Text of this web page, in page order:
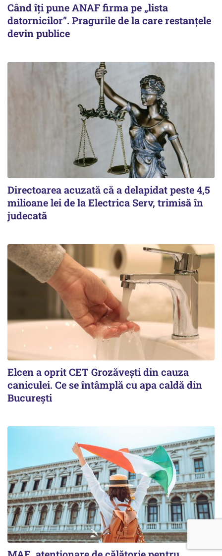
Când îți pune ANAF firma pe „lista
datornicilor”. Pragurile de la care restanțele
devin publice
Directoarea acuzată că a delapidat peste 4,5
milioane lei de la Electrica Serv, trimisă în
judecată
Elcen a oprit CET Grozăvești din cauza
caniculei. Ce se întâmplă cu apa caldă din
București